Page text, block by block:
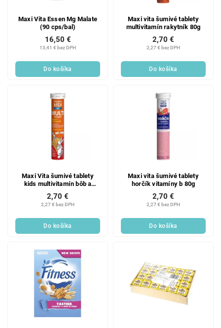
Maxi Vita Essen Mg Malate
(90 cps/bal)
13,41 € bez DPH
16,50 €
Do košíka
Maxi vita šumivé tablety
multivitamín rakytník 80g
2,27 € bez DPH
2,70 €
Do košíka
Maxi Vita šumivé tablety
kids multivitamín bôb a
2,27 € bez DPH
2,70 €
Do košíka
Maxi vita šumivé tablety
horčík vitamíny b 80g
2,27 € bez DPH
2,70 €
Do košíka